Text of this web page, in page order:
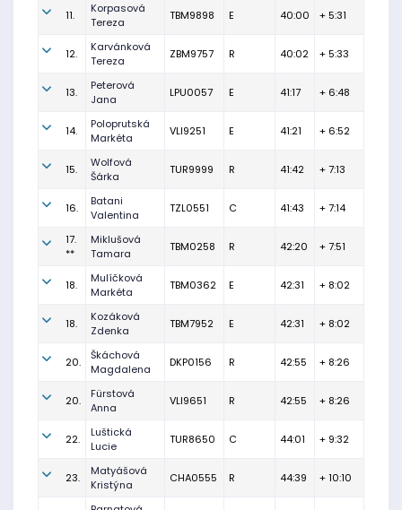
11.
Korpasová
Tereza
TBM9898 E 40:00 + 5:31
12.
Karvánková
Tereza
ZBM9757 R 40:02 + 5:33
13.
Peterová
Jana
LPU0057 E 41:17 + 6:48
14.
Poloprutská
Markéta
VLI9251 E 41:21 + 6:52
15.
Wolfová
Šárka
TUR9999 R 41:42 + 7:13
16.
Batani
Valentina
TZL0551 C 41:43 + 7:14
17.
**
Miklušová
Tamara
TBM0258 R 42:20 + 7:51
18.
Mulíčková
Markéta
TBM0362 E 42:31 + 8:02
18.
Kozáková
Zdenka
TBM7952 E 42:31 + 8:02
20.
Škáchová
Magdalena
DKP0156 R 42:55 + 8:26
20.
Fürstová
Anna
VLI9651 R 42:55 + 8:26
22.
Luštická
Lucie
TUR8650 C 44:01 + 9:32
23.
Matyášová
Kristýna
CHA0555 R 44:39 + 10:10